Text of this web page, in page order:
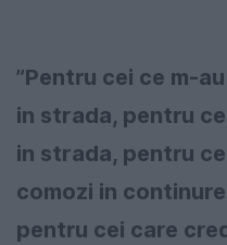
”Pentru cei ce m-
in strada, pentru
in strada, pentru
comozi in
pentru cei care